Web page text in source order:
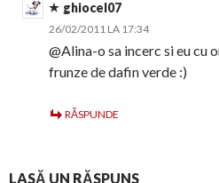
ghiocel07
26/02/2011 LA 17:34
@Alina-o sa incerc si eu cu
frunze de dafin verde :)
RĂSPUNDE
LASĂ UN RĂSPUNS